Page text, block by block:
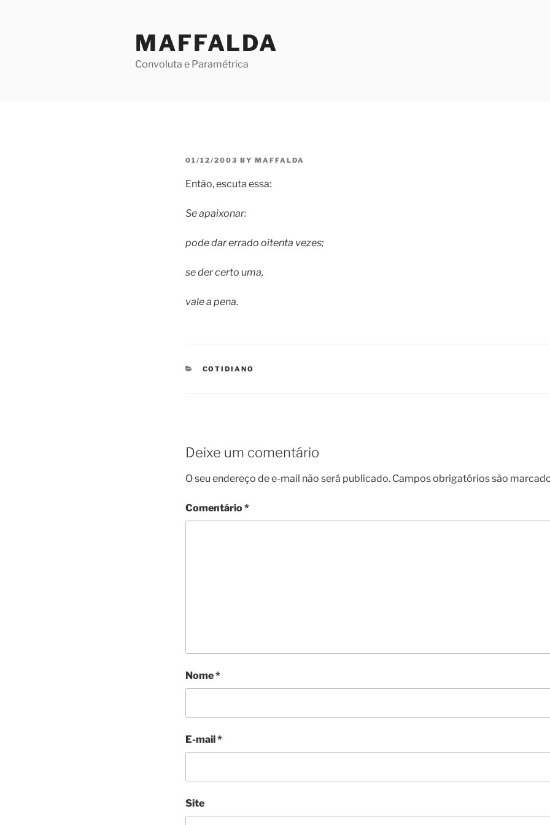
MAFFALDA
Convoluta e Paramétrica
POSTED
01/12/2003 BY MAFFALDA
Então, escuta essa:
Se apaixonar:
pode dar errado oitenta vezes;
se der certo uma,
vale a pena.
CATEGORIES
COTIDIANO
Deixe um comentário
O seu endereço de e-mail não será publicado. Campos obrigatórios são
Comentário*
Nome*
E-mail*
Site